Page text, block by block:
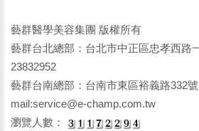
藝群醫學美容集團 版權所有
藝群台北總部：台北市中正區忠孝西路
23832952
藝群台南總部：台南市東區裕義路332
mail:service@e-champ.com.tw
瀏覽人數：